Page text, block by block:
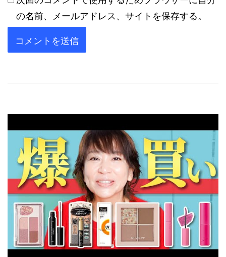
の名前、メールアドレス、サイトを保存する。